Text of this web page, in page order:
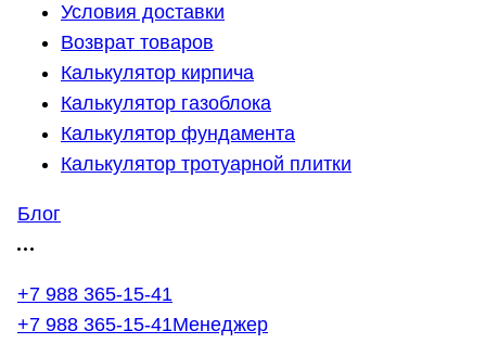
Условия доставки
Возврат товаров
Калькулятор кирпича
Калькулятор газоблока
Калькулятор фундамента
Калькулятор тротуарной плитки
Блог
+7 988 365-15-41
+7 988 365-15-41Менеджер